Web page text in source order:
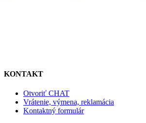
KONTAKT
Otvoriť CHAT
Vrátenie, výmena, reklamácia
Kontaktný formulár